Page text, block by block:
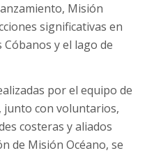
Misión
significativas en
y el lago de
por el equipo de
junto con voluntarios,
costeras y aliados
de Misión Océano, se